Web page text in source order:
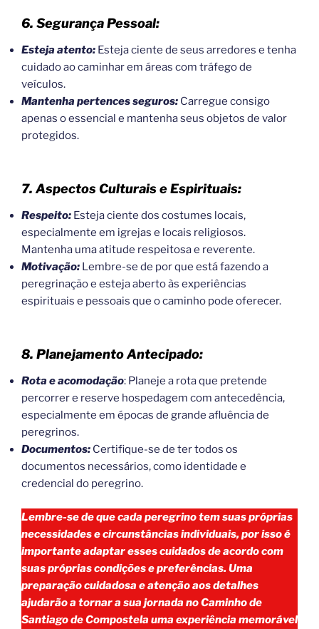
6. Segurança Pessoal:
Esteja atento: Esteja ciente de seus arredores e tenha
cuidado ao caminhar em áreas com tráfego de
veículos.
Mantenha pertences seguros: Carregue consigo
apenas o essencial e mantenha seus objetos de valor
protegidos.
7. Aspectos Culturais e Espirituais:
Respeito: Esteja ciente dos costumes locais,
especialmente em igrejas e locais religiosos.
Mantenha uma atitude respeitosa e reverente.
Motivação: Lembre-se de por que está fazendo a
peregrinação e esteja aberto às experiências
espirituais e pessoais que o caminho pode oferecer.
8. Planejamento Antecipado:
Rota e acomodação: Planeje a rota que pretende
percorrer e reserve hospedagem com antecedência,
especialmente em épocas de grande afluência de
peregrinos.
Documentos: Certifique-se de ter todos os
documentos necessários, como identidade e
credencial do peregrino.
Lembre-se de que cada peregrino tem suas próprias
necessidades e circunstâncias individuais, por isso é
importante adaptar esses cuidados de acordo com
suas próprias condições e preferências. Uma
preparação cuidadosa e atenção aos detalhes
ajudarão a tornar a sua jornada no Caminho de
Santiago de Compostela uma experiência memorável